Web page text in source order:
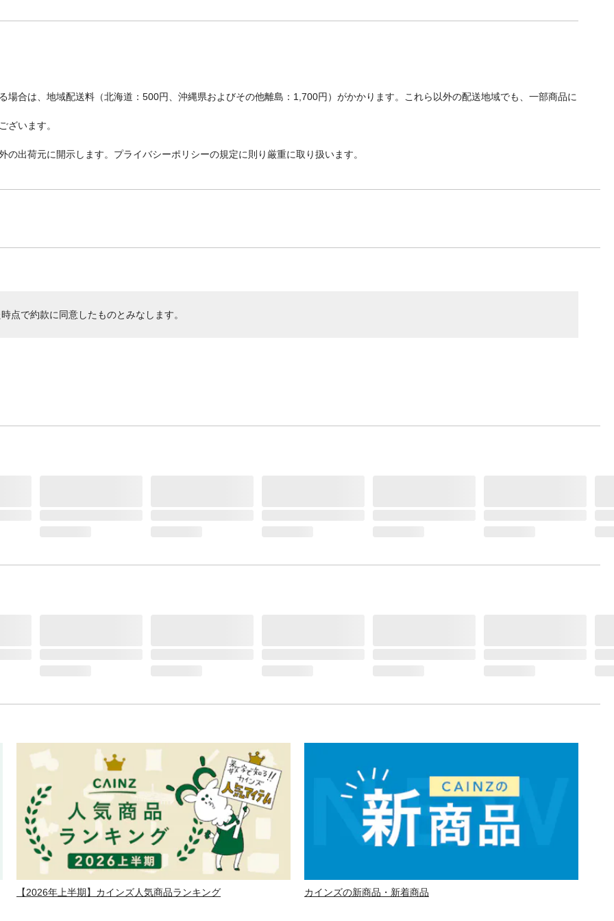
合は、地域配送料（北海道：500円、沖縄県およびその他離島：1,700円）がかかります。これら以外の配送地域でも、一部商品に
ざいます。
出荷元に開示します。プライバシーポリシーの規定に則り厳重に取り扱います。
点で約款に同意したものとみなします。
【2026年上半期】カインズ人気商品ランキング カインズの新商品・新着商品